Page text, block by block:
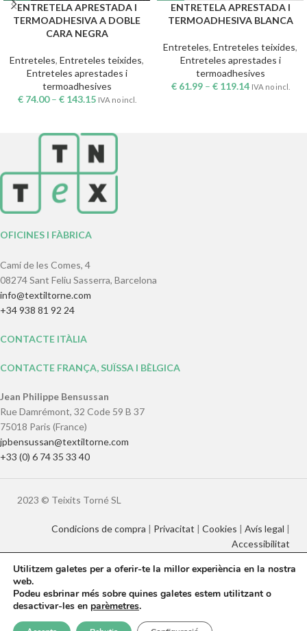
ENTRETELA APRESTADA I
TERMOADHESIVA A DOBLE
CARA NEGRA
Entreteles, Entreteles teixides,
Entreteles aprestades i
termoadhesives
€74.00– €143.15 IVA no incl.
ENTRETELA APRESTADA I
TERMOADHESIVA BLANCA
Entreteles, Entreteles teixides,
Entreteles aprestades i
termoadhesives
€61.99– €119.14 IVA no incl.
OFICINES I FÀBRICA
Camí de les Comes, 4
08274 Sant Feliu Sasserra, Barcelona
info@textiltorne.com
+34 938 81 92 24
CONTACTE ITÀLIA
CONTACTE FRANÇA, SUÏSSA I BÈLGICA
Jean Philippe Bensussan
Rue Damrémont, 32 Code 59 B 37
75018 Paris (France)
jpbensussan@textiltorne.com
+33 (0) 6 74 35 33 40
2023 © Teixits Torné SL
Condicions de compra | Privacitat | Cookies | Avís legal |
Accessibilitat
Utilitzem galetes per a oferir-te la millor experiència en la nostra
web.
Podeu esbrinar més sobre quines galetes estem utilitzant o
desactivar-les en parèmetres. Español